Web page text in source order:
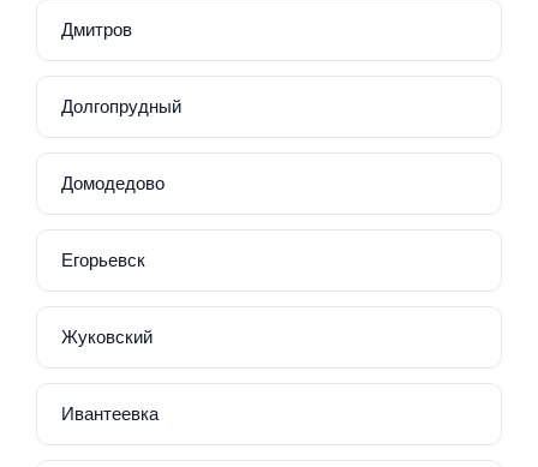
Дмитров
Долгопрудный
Домодедово
Егорьевск
Жуковский
Ивантеевка